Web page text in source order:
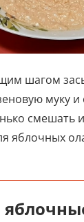
шагом
муку и
смешать
яблочных